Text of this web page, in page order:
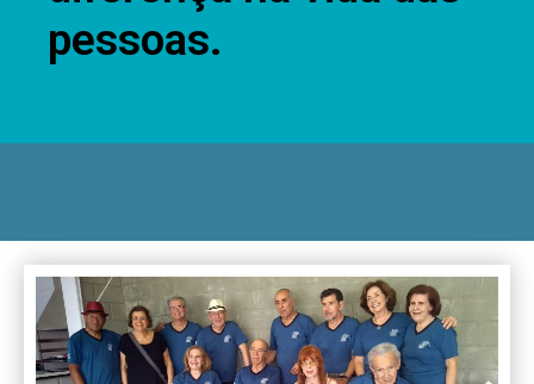
pessoas.